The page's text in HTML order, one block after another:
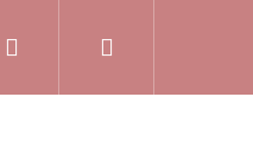
NA VÝSTAVU
Prihlásenie